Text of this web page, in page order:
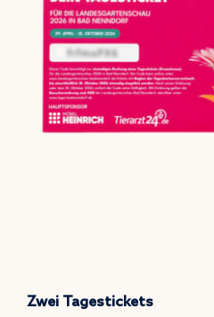
Zwei Tagestickets